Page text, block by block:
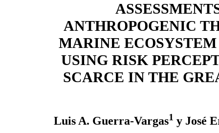
ANTHROPOGENIC
MARINE
USING RISK
SCARCE IN THE
Luis A. Guerra-Vargas1 y José